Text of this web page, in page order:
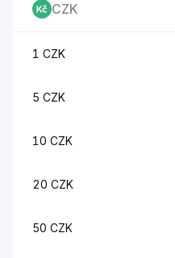
CZK
1 CZK
5 CZK
10 CZK
20 CZK
50 CZK